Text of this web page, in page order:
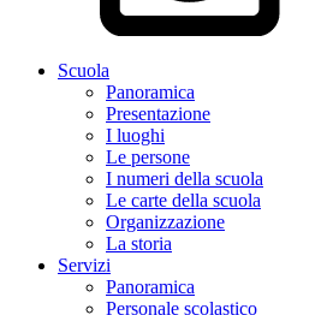
Scuola
Panoramica
Presentazione
I luoghi
Le persone
I numeri della scuola
Le carte della scuola
Organizzazione
La storia
Servizi
Panoramica
Personale scolastico